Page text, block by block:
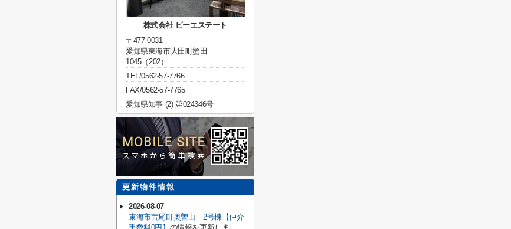
株式会社 ビーエステート
〒477-0031
愛知県東海市大田町蟹田
1045（202）
TEL/0562-57-7766
FAX/0562-57-7765
愛知県知事 (2) 第024346号
更新物件情報
2026-08-07
東海市荒尾町奥曽山 2号棟【仲介